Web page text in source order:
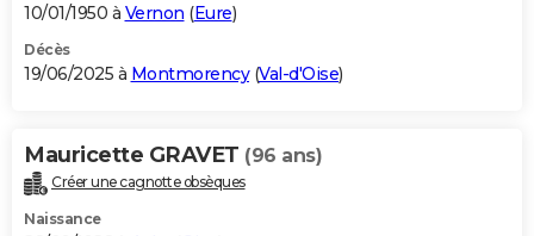
10/01/1950 à Vernon (Eure)
Décès
19/06/2025 à Montmorency(Val-d'Oise)
Mauricette GRAVET (96 ans)
Créer une cagnotte obsèques
Naissance